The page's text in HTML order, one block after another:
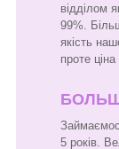
відділом
99%.
якість
проте
5 років.